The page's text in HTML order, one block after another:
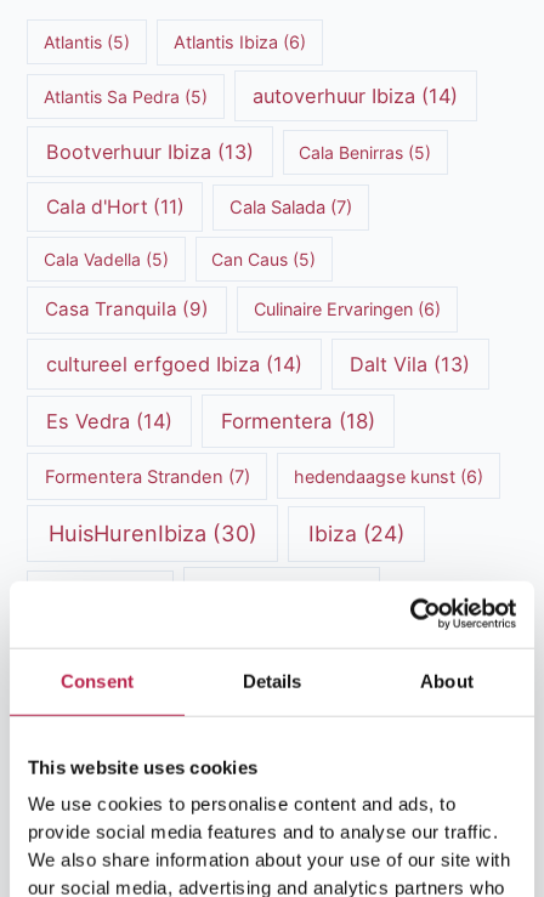
Consent Details About
This website uses cookies
We use cookies to personalise content and ads, to
provide social media features and to analyse our traffic.
We also share information about your use of our site with
our social media, advertising and analytics partners who
Atlantis (5) Atlantis Ibiza (6)
Atlantis Sa Pedra (5) autoverhuur Ibiza (14)
Bootverhuur Ibiza (13) Cala Benirras (5)
Cala d'Hort (11) Cala Salada(7)
Cala Vadella (5) Can Caus (5)
Casa Tranquila (9) Culinaire Ervaringen(6)
cultureel erfgoed Ibiza (14) Dalt Vila (13)
Es Vedra (14) Formentera (18)
Formentera Stranden (7) hedendaagse kunst(6)
HuisHurenIbiza (30) Ibiza (24)
Ibiza Geschiedenis(11) Ibiza nachtleven(12)
ibiza vakantie(14) ibiza villas(15)
Ibiza Villa Verhuur(6) luxe vakantie(5)